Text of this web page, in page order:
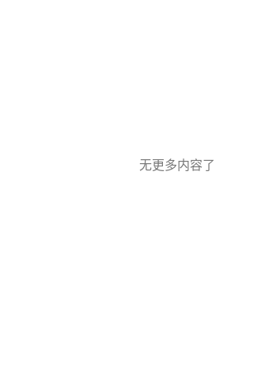
无更多内容了